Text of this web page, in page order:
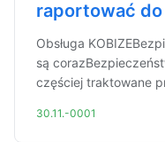
raportować do
Obsługa
są
częściej traktowane
30.11.-0001